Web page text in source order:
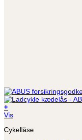
+
Vis
Cykellåse